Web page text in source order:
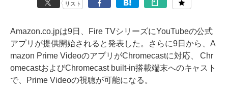
リスト
Amazon.co.jpは9日、Fire TVシリーズにYouTubeの公式
アプリが提供開始されると発表した。さらに9日から、A
mazon Prime VideoのアプリがChromecastに対応、 Chr
omecastおよびChromecast built-in搭載端末へのキャスト
で、Prime Videoの視聴が可能になる。